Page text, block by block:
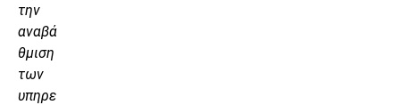
την
αναβά
θμιση
των
υπηρε